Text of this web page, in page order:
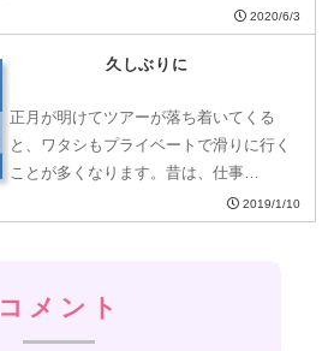
2020/6/3
久しぶりに
正月が明けてツアーが落ち着いてくる
と、ワタシもプライベートで滑りに行く
ことが多くなります。昔は、仕事…
2019/1/10
コメント